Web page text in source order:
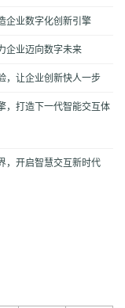
业数字化创新引擎
企业迈向数字未来
让企业创新快人一步
，打造下一代智能交互体
开启智慧交互新时代